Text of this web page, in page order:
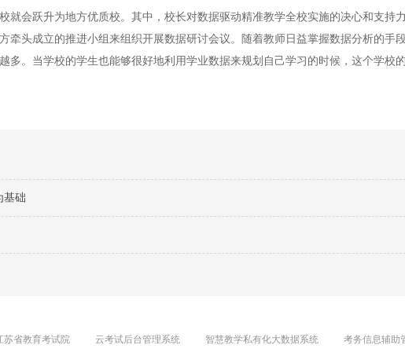
就会跃升为地方优质校。其中，校长对数据驱动精准教学全校实施的决心和支持
牵头成立的推进小组来组织开展数据研讨会议。随着教师日益掌握数据分析的手
多。当学校的学生也能够很好地利用学业数据来规划自己学习的时候，这个学校
基础
苏省教育考试院 云考试后台管理系统 智慧教学私有化大数据系统 考务信息辅助